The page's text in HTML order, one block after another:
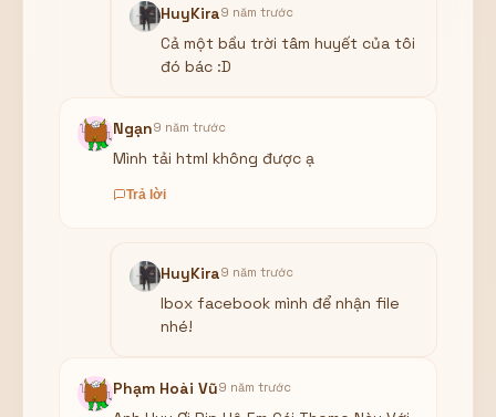
HuyKira9 năm trước
Cả một bầu trời tâm huyết của tôi
đó bác :D
Ngạn9 năm trước
Mình tải html không được ạ
Trả lời
HuyKira9 năm trước
Ibox facebook mình để nhận file
nhé!
Phạm Hoài Vũ9 năm trước